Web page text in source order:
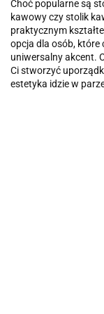
Choć popularne są
kawowy czy stolik
praktycznym
opcja dla osób, które
uniwersalny akcent.
Ci stworzyć
estetyka idzie w